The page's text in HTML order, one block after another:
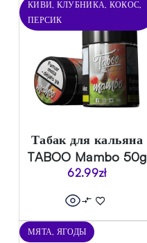
КИВИ, КЛУБНИКА, КОКОС,
ПЕРСИК
Табак для кальяна
TABOO Mambo 50g
62.99zł
МЯТА, ЯГОДЫ